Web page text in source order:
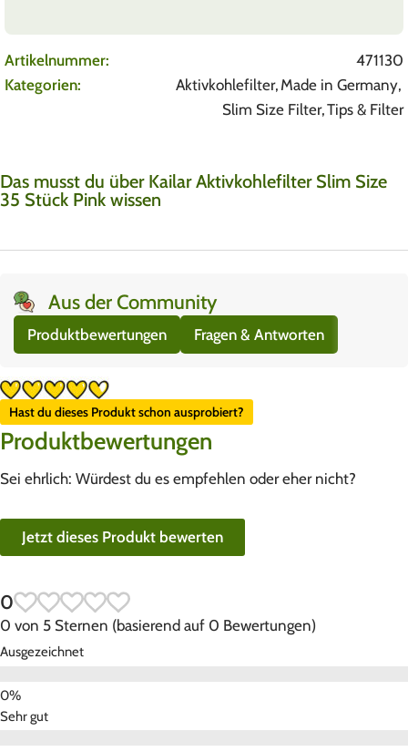
Artikelnummer:
471130
Kategorien:
Aktivkohlefilter, Made in Germany,
Slim Size Filter,Tips & Filter
Das musst du über Kailar Aktivkohlefilter Slim Size
35 Stück Pink wissen
Aus der Community
Produktbewertungen Fragen & Antworten
Hast du dieses Produkt schon ausprobiert?
Produktbewertungen
Sei ehrlich: Würdest du es empfehlen oder eher nicht?
Jetzt dieses Produkt bewerten
0
0 von 5 Sternen (basierend auf 0 Bewertungen)
Ausgezeichnet
Sehr gut